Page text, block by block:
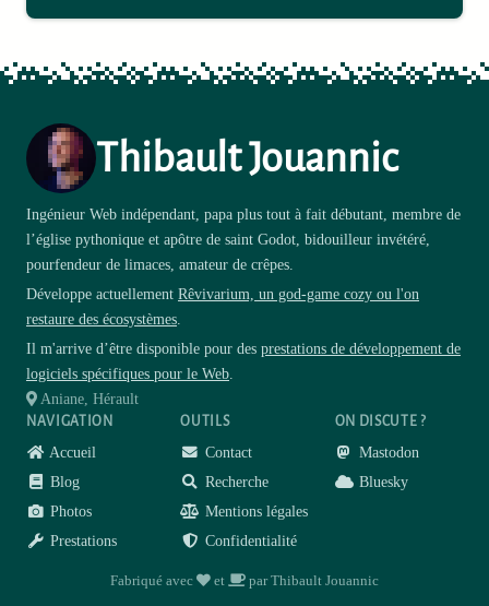
Thibault Jouannic
Ingénieur Web indépendant, papa plus tout à fait débutant, membre de
l’église pythonique et apôtre de saint Godot, bidouilleur invétéré,
pourfendeur de limaces, amateur de crêpes.
Développe actuellement Rêvivarium, un god-game cozy ou l'on
restaure des écosystèmes
Il m'arrive d’être disponible pour des prestations de développement de
logiciels spécifiques pour le Web
Aniane, Hérault
NAVIGATION
Accueil
Blog
Photos
Prestations
OUTILS
Contact
Recherche
Mentions légales
Confidentialité
ON DISCUTE ?
Mastodon
Bluesky
Fabriqué avec amour
et café
par Thibault Jouannic